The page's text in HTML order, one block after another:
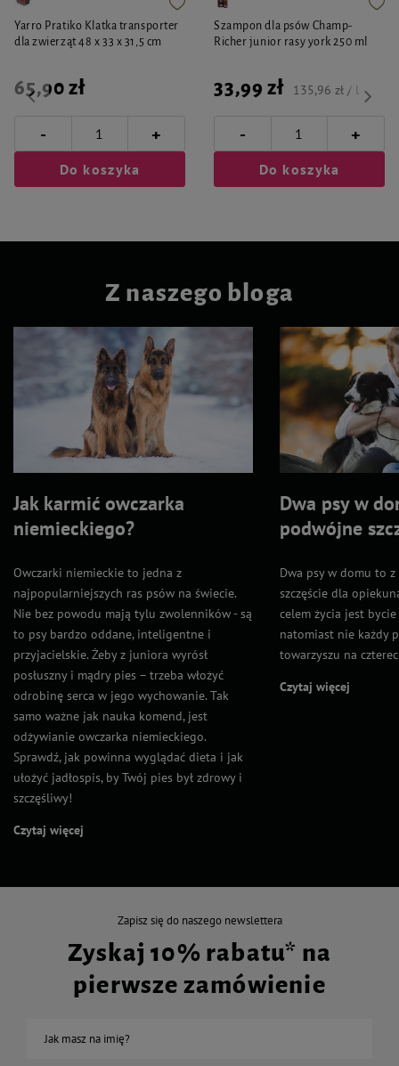
Yarro Pratiko Klatka transporter
dla zwierząt 48 x 33 x 31,5 cm
65,90 zł
- +
Do koszyka
Szampon dla psów Champ-
Richer junior rasy york 250 ml
33,99 zł 135,96 zł / l
- +
Do koszyka
Z naszego bloga
Jak karmić owczarka
niemieckiego?
Owczarki niemieckie to jedna z
najpopularniejszych ras psów na świecie.
Nie bez powodu mają tylu zwolenników - są
to psy bardzo oddane, inteligentne i
przyjacielskie. Żeby z juniora wyrósł
posłuszny i mądry pies – trzeba włożyć
odrobinę serca w jego wychowanie. Tak
samo ważne jak nauka komend, jest
odżywianie owczarka niemieckiego.
Sprawdź, jak powinna wyglądać dieta i jak
ułożyć jadłospis, by Twój pies był zdrowy i
szczęśliwy!
Czytaj więcej
Dwa psy w
podwójne
Dwa psy w domu to
szczęście dla
celem życia jest bycie
natomiast nie każdy
towarzyszu na
Czytaj więcej
Zapisz się do naszego newslettera
Zyskaj 10% rabatu* na
pierwsze zamówienie
Jak masz na imię?